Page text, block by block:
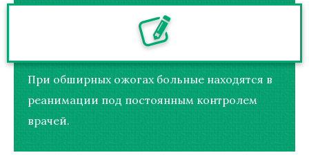
При обширных ожогах больные находятся в
реанимации под постоянным контролем
врачей.